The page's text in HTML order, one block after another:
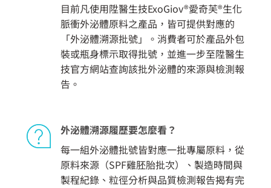
目前凡使用陞醫生技ExoGiov®愛奇芙®生化
脈衝外泌體原料之產品，皆可提供對應的
「外泌體溯源批號」。消費者可於產品外包
裝或瓶身標示取得批號，並進一步至陞醫生
技官方網站查詢該批外泌體的來源與檢測報
告。
外泌體溯源履歷要怎麼看？
每一組外泌體批號皆對應一批專屬原料，從
原料來源（SPF雞胚胎批次）、製造時間與
製程紀錄、粒徑分析與品質檢測報告揭有完